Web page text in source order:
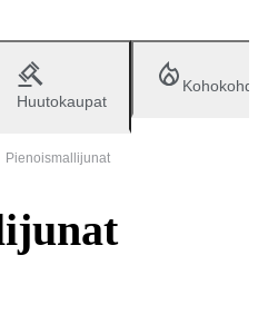
Huutokaupat
Pienoismallijunat